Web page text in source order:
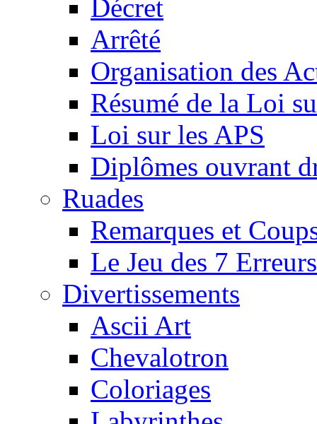
Décret
Arrêté
Organisation des
Résumé de la Loi
Loi sur les APS
Diplômes ouvrant
Ruades
Remarques et
Le Jeu des 7 Erreurs
Divertissements
Ascii Art
Chevalotron
Coloriages